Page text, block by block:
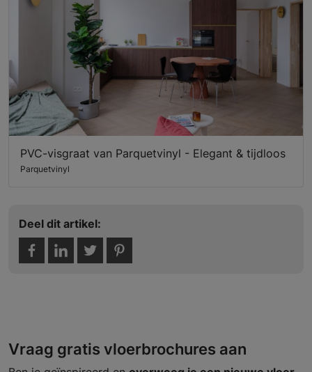
PVC-visgraat van Parquetvinyl - Elegant & tijdloos
Parquetvinyl
Deel dit artikel:
Vraag gratis vloerbrochures aan